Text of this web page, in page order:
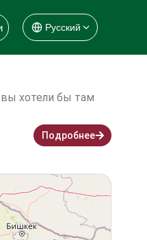
Русский
хотели бы там
Подробнее